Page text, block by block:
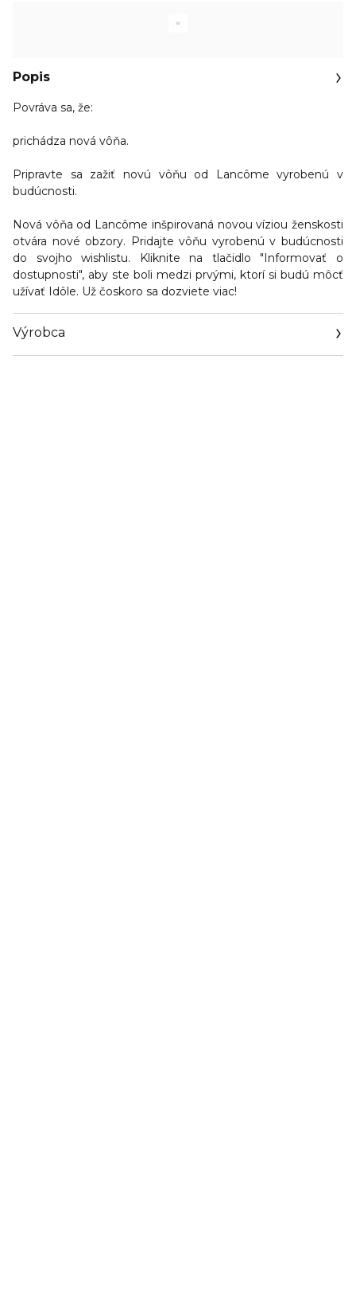
Popis
Povráva sa, že:
prichádza nová vôňa.
Pripravte sa zažiť novú vôňu od Lancôme vyrobenú v
budúcnosti.
Nová vôňa od Lancôme inšpirovaná novou víziou ženskosti
otvára nové obzory. Pridajte vôňu vyrobenú v budúcnosti
do svojho wishlistu. Kliknite na tlačidlo "Informovať o
dostupnosti", aby ste boli medzi prvými, ktorí si budú môcť
užívať Idôle. Už čoskoro sa dozviete viac!
Výrobca